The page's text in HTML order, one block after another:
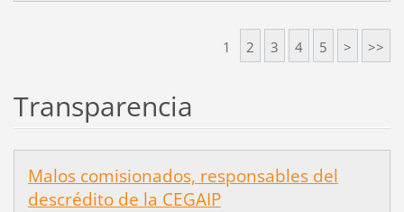
1 2 3 4 5 > >>
Transparencia
Malos comisionados, responsables del
descrédito de la CEGAIP